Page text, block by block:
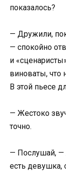
показалось?
— Дружили,
— спокойно
и
виноваты, что
В этой пьесе
— Жестоко
точно.
— Послушай, —
есть девушка,